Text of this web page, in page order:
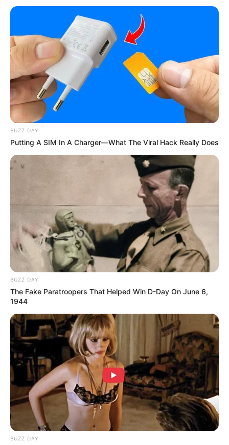
decisiones de maternidad tardía.
La atmósfera en la caja de
comentarios está tan encendida
que se puede cortar con un
cuchillo de la pura controversia”,
comentó una reconocida
especialista en dinámicas de
fertilidad al analizar el impacto
masivo del posteo.
El verdadero imán de esta noticia de última
hora radica en la enorme intriga psicológica que
genera la frase abierta, obligando a los
internautas a entrar corriendo para descubrir
qué es exactamente ese detalle o alteración
que los peritos médicos y científicos finalmente
han decidido revelar ante el gran público para
alertar a las familias antes de que inicien una
planeación parental o un tratamiento
sumando interacciones a un ritmo devastador,
el clamor unánime en la red exige conocer el
veredicto definitivo del estudio clínico.
¡Mantente conectado para recibir todos los
detalles y la actualización en vivo de esta
tendencia que tiene a todos bajo total
expectación!
Tarjetas de Crédito Premium: El Nuevo
Símbolo del Poder Financiero en 2026
BUZZ DAY
Putting A SIM In A Charger—What The Viral Hack Really Does
BUZZ DAY
The Fake Paratroopers That Helped Win D-Day On June 6,
1944
BUZZ DAY